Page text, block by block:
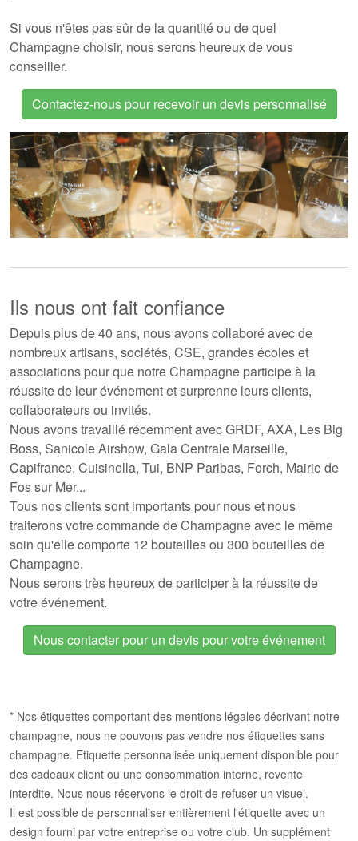
Si vous n'êtes pas sûr de la quantité ou de quel
Champagne choisir, nous serons heureux de vous
conseiller.
Contactez-nous pour recevoir un devis personnalisé
Ils nous ont fait confiance
Depuis plus de 40 ans, nous avons collaboré avec de
nombreux artisans, sociétés, CSE, grandes écoles et
associations pour que notre Champagne participe à la
réussite de leur événement et surprenne leurs clients,
collaborateurs ou invités.
Nous avons travaillé récemment avec GRDF, AXA, Les Big
Boss, Sanicole Airshow, Gala Centrale Marseille,
Capifrance, Cuisinella, Tui, BNP Paribas, Forch, Mairie de
Fos sur Mer...
Tous nos clients sont importants pour nous et nous
traiterons votre commande de Champagne avec le même
soin qu'elle comporte 12 bouteilles ou 300 bouteilles de
Champagne.
Nous serons très heureux de participer à la réussite de
votre événement.
Nous contacter pour un devis pour votre événement
* Nos étiquettes comportant des mentions légales décrivant notre
champagne, nous ne pouvons pas vendre nos étiquettes sans
champagne. Etiquette personnalisée uniquement disponible pour
des cadeaux client ou une consommation interne, revente
interdite. Nous nous réservons le droit de refuser un visuel.
Il est possible de personnaliser entièrement l'étiquette avec un
design fourni par votre entreprise ou votre club. Un supplément